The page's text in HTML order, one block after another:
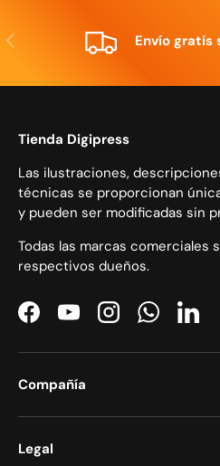
Anterior Envío gratis
Tienda Digipress
Las ilustraciones,
técnicas se proporcionan
y pueden ser modificadas sin
Todas las marcas comerciales
respectivos dueños.
FacebookYouTubeInstagramWhatsApp
Compañía
Legal